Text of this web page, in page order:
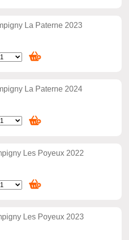
La Paterne 2023
La Paterne 2024
Les Poyeux 2022
Les Poyeux 2023